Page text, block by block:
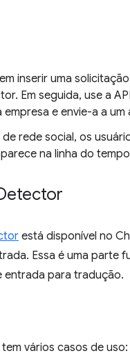
inserir uma
Em seguida, use a
e envie-a a
de rede social, os
na linha do
está disponível no
Essa é uma parte
entrada para tradução.
vários casos de uso: